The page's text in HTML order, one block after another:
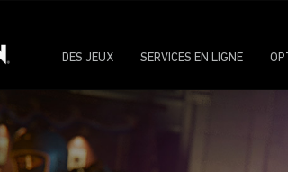
DES JEUX SERVICES EN LIGNE